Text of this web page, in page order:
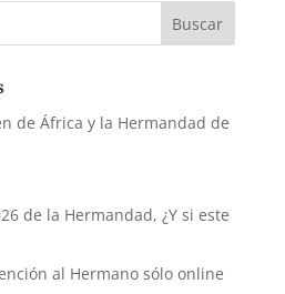
de África y la Hermandad de
de la Hermandad, ¿Y si este
al Hermano sólo online